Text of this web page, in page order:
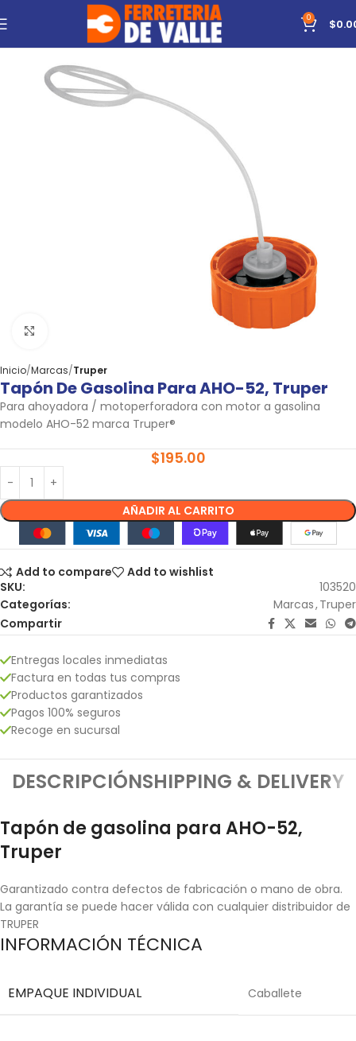
0 $
Inicio Marcas Truper
Tapón De Gasolina Para AHO-52, Truper
Para ahoyadora / motoperforadora con motor a gasolina
modelo AHO-52 marca Truper®
$195.00
AÑADIR AL CARRITO
Add to compare
Add to wishlist
SKU:
103520
Categorías:
Marcas,Truper
Compartir
Entregas locales inmediatas
Factura en todas tus compras
Productos garantizados
Pagos 100% seguros
Recoge en sucursal
DESCRIPCIÓNSHIPPING & DELIVERY
Tapón de gasolina para AHO-52,
Truper
Garantizado contra defectos de fabricación o mano de obra.
La garantía se puede hacer válida con cualquier distribuidor de
TRUPER
INFORMACIÓN TÉCNICA
EMPAQUE INDIVIDUAL Caballete